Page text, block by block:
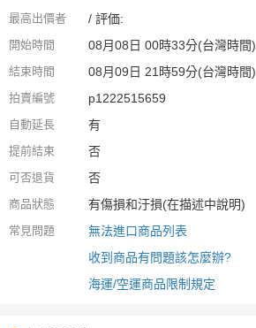
最高出價者 / 評価:
開始時間 08月08日 00時33分(台灣時間)
結束時間 08月09日 21時59分(台灣時間)
拍賣編號 p1222515659
自動延長 有
提前結束 否
可否退貨 否
商品狀態 有傷損和汙損(在描述中說明)
常見問題
無法進口商品列表
收到商品有問題該怎麼辦?
海運/空運商品限制規定